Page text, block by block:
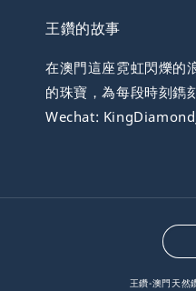
王鑽的故事
在澳門這座霓虹閃爍的
的珠寶，為每段時刻鐫
Wechat:
王鑽-澳門天